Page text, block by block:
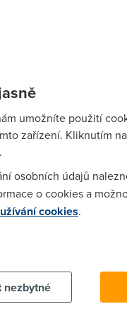
připojit přes ADSL či
tak i WiFi.
druhou a třetí část.
kabelem a
počítače (řekněme
připojen jen stolní
umožníte použití
zařízení. Kliknutím
osobních údajů
o cookies a
cookies.
nezbytné